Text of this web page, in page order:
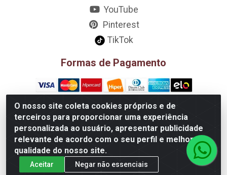
O nosso site coleta cookies próprios e de
terceiros para proporcionar uma experiência
personalizada ao usuário, apresentar publicidade
relevante de acordo com o seu perfil e melhorar a
qualidade do nosso site.
Aceitar Negar não essenciais
YouTube
Pinterest
TikTok
Formas de Pagamento
D&A Decoração e Ambientação LTDA - Rua Riachão, 807 –
3A, 4A, 5A, 12A, 14A - Muribeca, Jaboatão dos
Guararapes/PE - CEP 54.355-057 - CNPJ 08.749.430/0002-01